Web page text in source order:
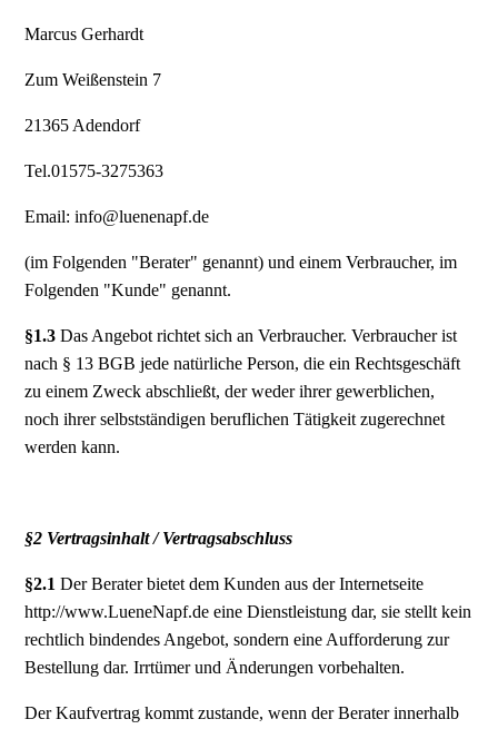
Marcus Gerhardt
Zum Weißenstein 7
21365 Adendorf
Tel.01575-3275363
Email: info@luenenapf.de
(im Folgenden "Berater" genannt) und einem Verbraucher, im
Folgenden "Kunde" genannt.
§1.3 Das Angebot richtet sich an Verbraucher. Verbraucher ist
nach § 13 BGB jede natürliche Person, die ein Rechtsgeschäft
zu einem Zweck abschließt, der weder ihrer gewerblichen,
noch ihrer selbstständigen beruflichen Tätigkeit zugerechnet
werden kann.
§2 Vertragsinhalt / Vertragsabschluss
§2.1Der Berater bietet dem Kunden aus der Internetseite
http://www.LueneNapf.de eine Dienstleistung dar, sie stellt kein
rechtlich bindendes Angebot, sondern eine Aufforderung zur
Bestellung dar. Irrtümer und Änderungen vorbehalten.
Der Kaufvertrag kommt zustande, wenn der Berater innerhalb